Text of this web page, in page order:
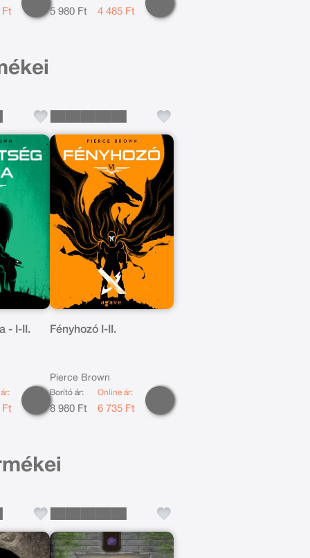
Ft 5 980 Ft 4 485 Ft
- I-II.
Ft
Fényhozó I-II.
Pierce Brown
Borító ár:
8 980 Ft
Online ár:
6 735 Ft